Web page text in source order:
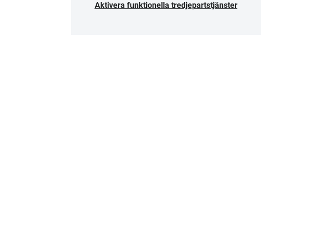
Aktivera funktionella tredjepartstjänster